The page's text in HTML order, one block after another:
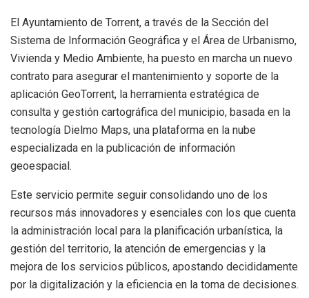
El Ayuntamiento de Torrent, a través de la Sección del
Sistema de Información Geográfica y el Área de Urbanismo,
Vivienda y Medio Ambiente, ha puesto en marcha un nuevo
contrato para asegurar el mantenimiento y soporte de la
aplicación GeoTorrent, la herramienta estratégica de
consulta y gestión cartográfica del municipio, basada en la
tecnología Dielmo Maps, una plataforma en la nube
especializada en la publicación de información
geoespacial.
Este servicio permite seguir consolidando uno de los
recursos más innovadores y esenciales con los que cuenta
la administración local para la planificación urbanística, la
gestión del territorio, la atención de emergencias y la
mejora de los servicios públicos, apostando decididamente
por la digitalización y la eficiencia en la toma de decisiones.